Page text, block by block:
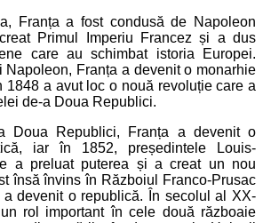
Franța a fost condusă de Napoleon
Primul Imperiu Francez și a dus
care au schimbat istoria Europei.
Napoleon, Franța a devenit o monarhie
1848 a avut loc o nouă revoluție care a
de-a Doua Republici.
Doua Republici, Franța a devenit o
iar în 1852, președintele Louis-
a preluat puterea și a creat un nou
însă învins în Războiul Franco-Prusac
devenit o republică. În secolul al XX-
rol important în cele două războaie